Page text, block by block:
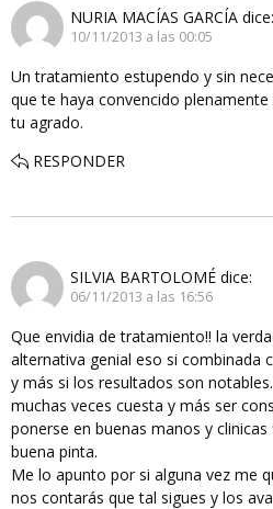
NURIA MACÍAS GARCÍA dice:
10/11/2013 a las 00:05
Un tratamiento estupendo y sin
que te haya convencido
tu agrado.
RESPONDER
SILVIA BARTOLOMÉ dice:
06/11/2013 a las 16:56
Que envidia de tratamiento!! la
alternativa genial eso si combinada
y más si los resultados son
muchas veces cuesta y más ser
ponerse en buenas manos y
buena pinta.
Me lo apunto por si alguna vez me
nos contarás que tal sigues y los